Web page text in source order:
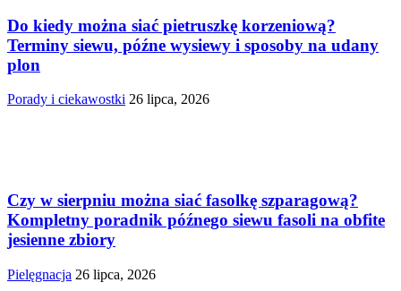
Do kiedy można siać pietruszkę korzeniową?
Terminy siewu, późne wysiewy i sposoby na udany
plon
Porady i ciekawostki 26 lipca, 2026
Czy w sierpniu można siać fasolkę szparagową?
Kompletny poradnik późnego siewu fasoli na obfite
jesienne zbiory
Pielęgnacja 26 lipca, 2026